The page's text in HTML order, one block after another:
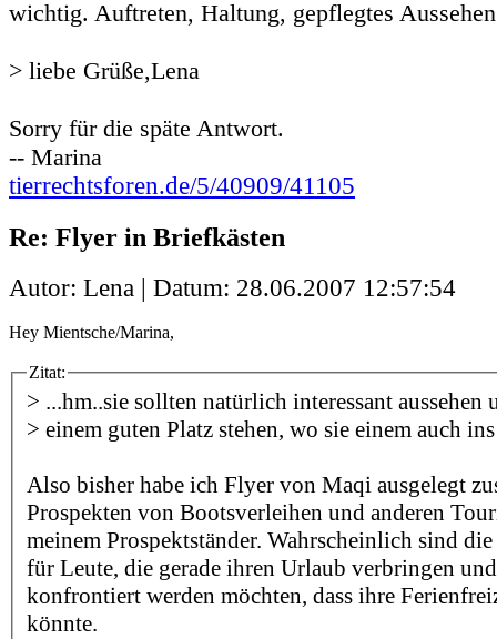
wichtig. Auftreten, Haltung, gepflegtes
> liebe Grüße,Lena
Sorry für die späte Antwort.
-- Marina
tierrechtsforen.de/5/40909/41105
Re: Flyer in Briefkästen
Autor: Lena | Datum: 28.06.2007 12:57:54
Hey Mientsche/Marina,
Zitat:
> ...hm..sie sollten natürlich interessant aussehen
> einem guten Platz stehen, wo sie einem auch
Also bisher habe ich Flyer von Maqi ausgelegt
Prospekten von Bootsverleihen und anderen
meinem Prospektständer. Wahrscheinlich sind
für Leute, die gerade ihren Urlaub verbringen
konfrontiert werden möchten, dass ihre
könnte.